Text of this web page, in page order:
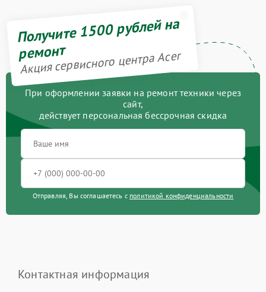
Получите 1500 рублей на
ремонт
Акция сервисного центра Acer
При оформлении заявки на ремонт техники через
сайт,
действует персональная бессрочная скидка
Отправляя, Вы соглашаетесь с политикой конфиденциальности
Контактная информация